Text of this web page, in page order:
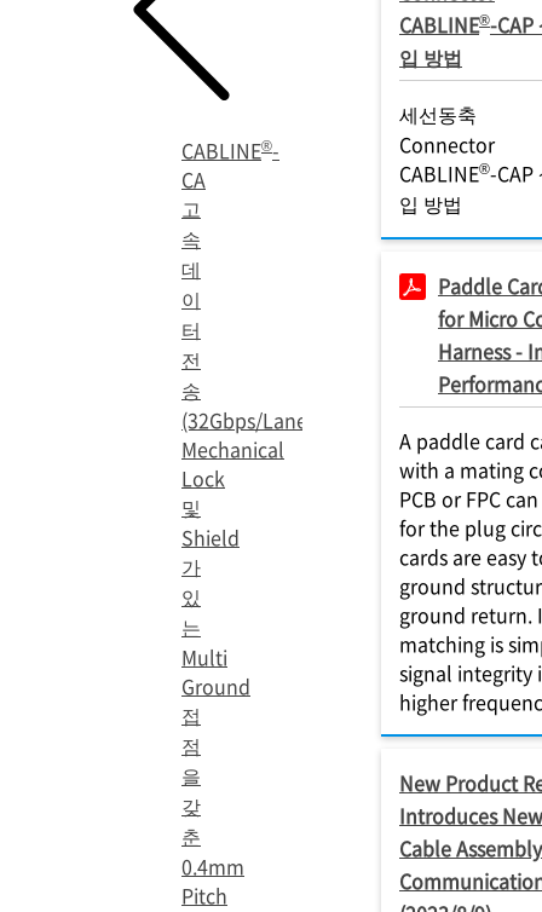
CABLINE®-
CA
고
속
데
이
터
전
송
(32Gbps/Lane),
Mechanical
Lock
및
Shield
가
있
는
Multi
Ground
접
점
을
갖
춘
0.4mm
Pitch
CABLINE®-CAP
입 방법
세선동축
Connector
CABLINE®-CAP
입 방법
Paddle
for Micro
Harness -
A paddle card
with a mating
PCB or FPC
for the plug
cards are easy
ground
ground return.
matching is
signal integrity
higher
New Product
Introduces
Cable